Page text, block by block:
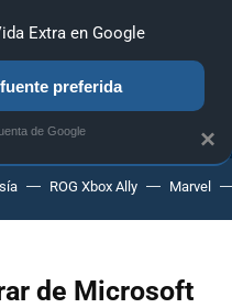
PC SONY NINTENDO
ROG Xbox Ally Marvel
de Microsoft
×
Extra en Google
preferida
de Google